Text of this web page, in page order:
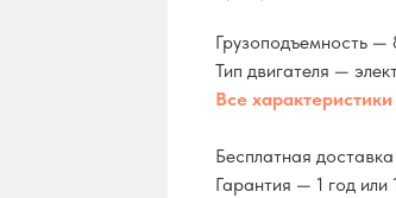
Грузоподъемность —
Тип двигателя —
Все характеристики
Бесплатная
Гарантия — 1 год